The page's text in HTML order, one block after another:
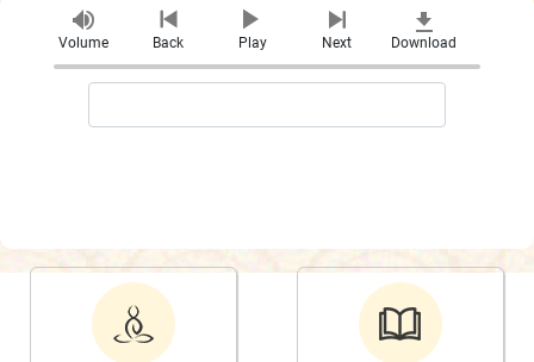
Play
Volume Back Next Download